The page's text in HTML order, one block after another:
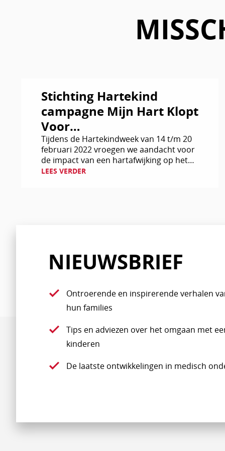
Stichting Hartekind
campagne Mijn Hart Klopt
Voor…
Tijdens de Hartekindweek van 14 t/m 20
februari 2022 vroegen we aandacht voor
de impact van een hartafwijking op het
leven van een hartekind.
LEES VERDER
verder
NIEUWSBRIEF
Ontroerende en inspirerende verhalen
hun families
Tips en adviezen over het omgaan met
kinderen
De laatste ontwikkelingen in medisch